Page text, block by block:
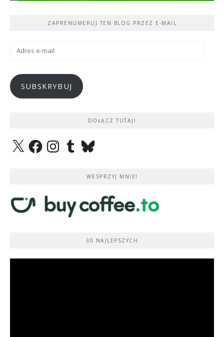
ZAPRENUMERUJ TEN BLOG PRZEZ E-MAIL
Adres
SUBSKRYBUJ
DOŁĄCZ TUTAJ!
X FacebookInstagramTumblrBluesky
WESPRZYJ MNIE!
30 NAJLEPSZYCH